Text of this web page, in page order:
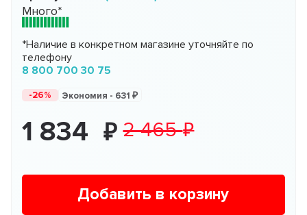
Много*
*Наличие в конкретном магазине уточняйте по
телефону
8 800 700 30 75
-26% Экономия - 631
1 834 2 465
Добавить в корзину